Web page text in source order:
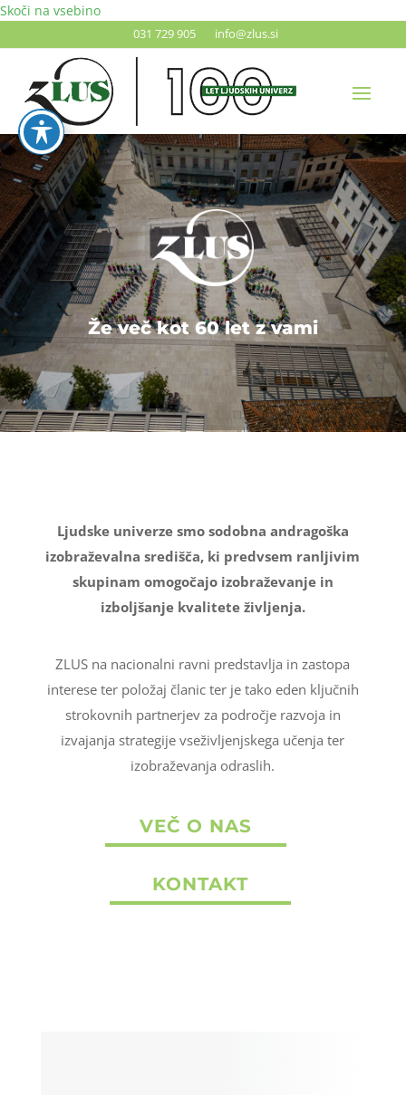
Skoči na vsebino
031 729 905 info@zlus.si
Že več kot 60 let z vami
Ljudske univerze smo sodobna andragoška
izobraževalna središča, ki predvsem ranljivim
skupinam omogočajo izobraževanje in
izboljšanje kvalitete življenja.
ZLUS na nacionalni ravni predstavlja in zastopa
interese ter položaj članic ter je tako eden ključnih
strokovnih partnerjev za področje razvoja in
izvajanja strategije vseživljenjskega učenja ter
izobraževanja odraslih.
VEČ O NAS
KONTAKT